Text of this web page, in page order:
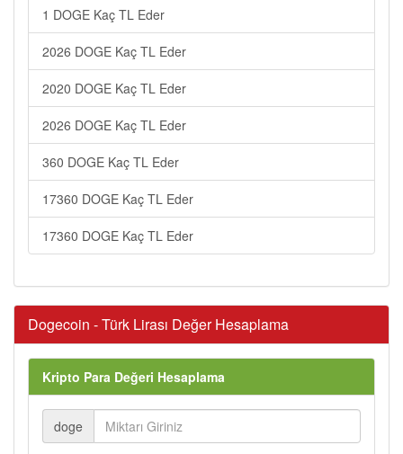
1 DOGE Kaç TL Eder
2026 DOGE Kaç TL Eder
2020 DOGE Kaç TL Eder
2026 DOGE Kaç TL Eder
360 DOGE Kaç TL Eder
17360 DOGE Kaç TL Eder
17360 DOGE Kaç TL Eder
Dogecoin - Türk Lirası Değer Hesaplama
Kripto Para Değeri Hesaplama
doge